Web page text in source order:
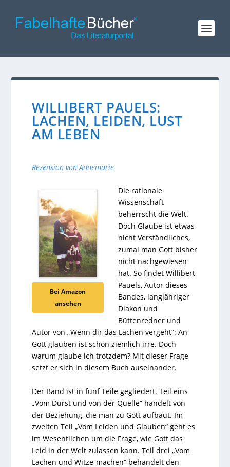
WILLIBERT PAUELS:
LACHEN, LEIDEN, LUST
AM LEBEN
Rezension von Annemarie
Bei Amazon
ansehen
Die rationale
Wissenschaft
beherrscht die Welt.
Doch Glaube ist etwas
nicht Verständliches,
zumal man Gott bisher
nicht nachgewiesen
hat. So findet Willibert
Pauels, Autor dieses
Bandes, langjähriger
Diakon und
Büttenredner und
Autor von „Wenn dir das Lachen vergeht“: An
Gott glauben ist schon ziemlich irre. Doch
warum glaube ich trotzdem? Mit dieser Frage
setzt er sich in diesem Buch auseinander.
Der Band ist in fünf Teile gegliedert. Teil eins
„Vom Durst und von der Quelle“ handelt von
der Beziehung, die man zu Gott aufbaut. Im
zweiten Teil „Vom Leiden und Glauben“ geht es
im Wesentlichen um die Frage, wie Gott das
Leid in der Welt zulassen kann. Teil drei „Vom
Lachen und Witze-machen“ behandelt den